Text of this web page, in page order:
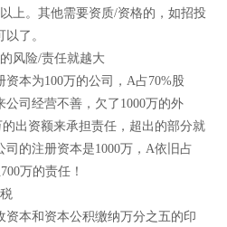
上。其他需要资质/资格的，如招投
了。
风险/责任就越大
本为100万的公司，A占70%股
司经营不善，欠了1000万的外
出资额来承担责任，超出的部分就
的注册资本是1000万，A依旧占
万的责任！
本和资本公积缴纳万分之五的印